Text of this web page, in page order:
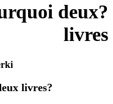
deux
livres
livres?